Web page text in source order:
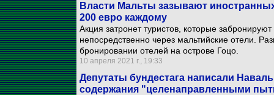
Власти Мальты зазывают
200 евро каждому
Акция затронет туристов, которые
непосредственно через мальтийские отели.
бронировании отелей на острове Гоцо.
10 апреля 2021 г., 19:33
Депутаты бундестага написали
содержания "целенаправленными